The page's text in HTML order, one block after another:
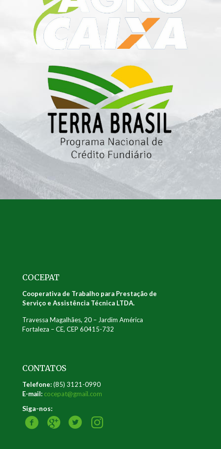
COCEPAT
Cooperativa de Trabalho para Prestação de
Serviço e Assistência Técnica LTDA.
Travessa Magalhães, 20 – Jardim América
Fortaleza – CE, CEP 60415-732
CONTATOS
Telefone:(85) 3121-0990
E-mail: cocepat@gmail.com
Siga-nos: